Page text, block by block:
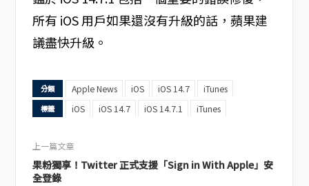
所有 iOS 用戶如果還沒有升級的話，蘋果建
議盡快升級。
分類 Apple News iOS iOS 14.7 iTunes
標籤 iOS iOS 14.7 iOS 14.7.1 iTunes
上一篇文章
果粉獨享！Twitter 正式支援「Sign in With Apple」安
全登錄